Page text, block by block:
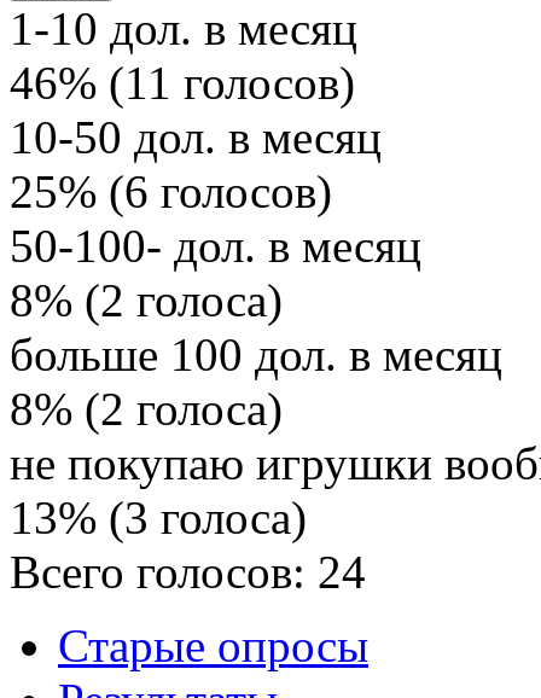
1-10 дол. в месяц
46% (11 голосов)
10-50 дол. в месяц
25% (6 голосов)
50-100- дол. в месяц
8% (2 голоса)
больше 100 дол. в месяц
8% (2 голоса)
не покупаю игрушки
13% (3 голоса)
Всего голосов: 24
Старые опросы